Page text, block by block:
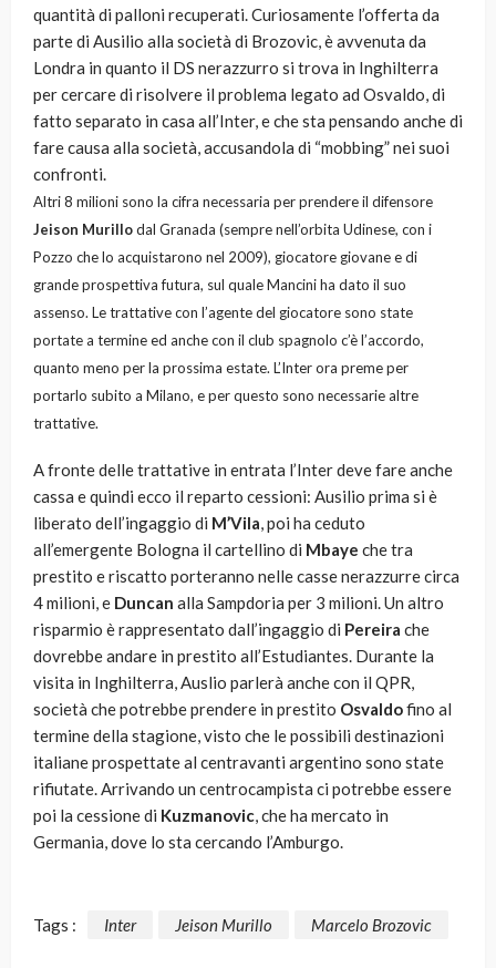
quantità di palloni recuperati. Curiosamente l’offerta da
parte di Ausilio alla società di Brozovic, è avvenuta da
Londra in quanto il DS nerazzurro si trova in Inghilterra
per cercare di risolvere il problema legato ad Osvaldo, di
fatto separato in casa all’Inter, e che sta pensando anche di
fare causa alla società, accusandola di “mobbing” nei suoi
confronti.
Altri 8 milioni sono la cifra necessaria per prendere il difensore
Jeison Murillodal Granada (sempre nell’orbita Udinese, con i
Pozzo che lo acquistarono nel 2009), giocatore giovane e di
grande prospettiva futura, sul quale Mancini ha dato il suo
assenso. Le trattative con l’agente del giocatore sono state
portate a termine ed anche con il club spagnolo c’è l’accordo,
quanto meno per la prossima estate. L’Inter ora preme per
portarlo subito a Milano, e per questo sono necessarie altre
trattative.
A fronte delle trattative in entrata l’Inter deve fare anche
cassa e quindi ecco il reparto cessioni: Ausilio prima si è
liberato dell’ingaggio di M’Vila, poi ha ceduto
all’emergente Bologna il cartellino di Mbaye che tra
prestito e riscatto porteranno nelle casse nerazzurre circa
4 milioni, e Duncan alla Sampdoria per 3 milioni. Un altro
risparmio è rappresentato dall’ingaggio di Pereira che
dovrebbe andare in prestito all’Estudiantes. Durante la
visita in Inghilterra, Auslio parlerà anche con il QPR,
società che potrebbe prendere in prestito Osvaldofino al
termine della stagione, visto che le possibili destinazioni
italiane prospettate al centravanti argentino sono state
rifiutate. Arrivando un centrocampista ci potrebbe essere
poi la cessione di Kuzmanovic, che ha mercato in
Germania, dove lo sta cercando l’Amburgo.
Tags : Inter Jeison Murillo Marcelo Brozovic